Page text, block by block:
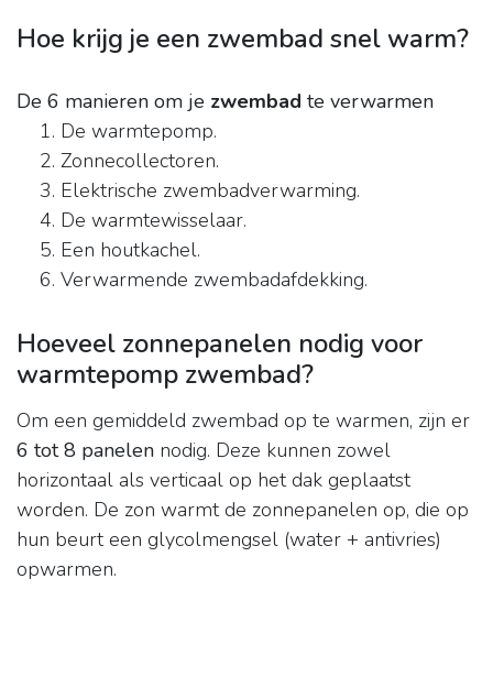
Hoe krijg je een zwembad snel warm?
De 6 manieren om je zwembad te verwarmen
De warmtepomp.
Zonnecollectoren.
Elektrische zwembadverwarming.
De warmtewisselaar.
Een houtkachel.
Verwarmende zwembadafdekking.
Hoeveel zonnepanelen nodig voor
warmtepomp zwembad?
Om een gemiddeld zwembad op te warmen, zijn er
6 tot 8 panelen nodig. Deze kunnen zowel
horizontaal als verticaal op het dak geplaatst
worden. De zon warmt de zonnepanelen op, die op
hun beurt een glycolmengsel (water + antivries)
opwarmen.